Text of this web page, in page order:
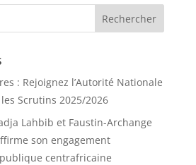
: Rejoignez l’Autorité Nationale
Scrutins 2025/2026
Lahbib et Faustin-Archange
son engagement
centrafricaine